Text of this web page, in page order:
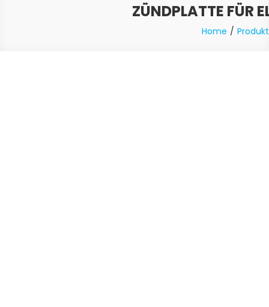
ZÜNDPLATTE FÜR
Home